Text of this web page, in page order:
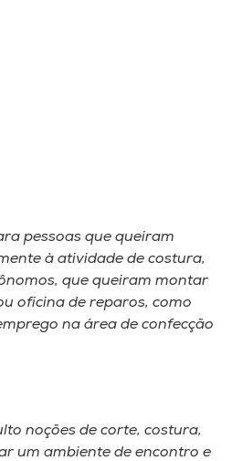
pessoas que queiram
à atividade de costura,
que queiram montar
oficina de reparos, como
na área de confecção
noções de corte, costura,
um ambiente de encontro e